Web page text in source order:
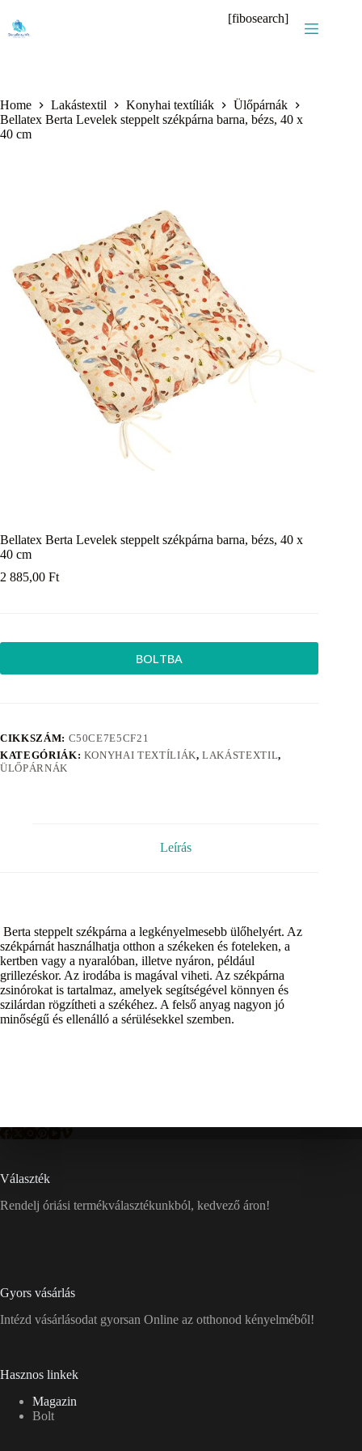
content
[fibosearch]
Home Lakástextil Konyhai textíliák
Ülőpárnák
Bellatex Berta Levelek steppelt székpárna barna, bézs, 40 x
40 cm
Bellatex Berta Levelek steppelt székpárna barna, bézs, 40 x
40 cm
2 885,00 Ft
BOLTBA
CIKKSZÁM: C50CE7E5CF21
KATEGÓRIÁK: KONYHAI TEXTÍLIÁK,LAKÁSTEXTIL,
ÜLŐPÁRNÁK
Leírás
Berta steppelt székpárna a legkényelmesebb ülőhelyért. Az
székpárnát használhatja otthon a székeken és foteleken, a
kertben vagy a nyaralóban, illetve nyáron, például
grillezéskor. Az irodába is magával viheti. Az székpárna
zsinórokat is tartalmaz, amelyek segítségével könnyen és
szilárdan rögzítheti a székéhez. A felső anyag nagyon jó
minőségű és ellenálló a sérülésekkel szemben.
Választék
Rendelj óriási termékválasztékunkból, kedvező áron!
Gyors vásárlás
Intézd vásárlásodat gyorsan Online az otthonod kényelméből!
Hasznos linkek
Magazin
Bolt